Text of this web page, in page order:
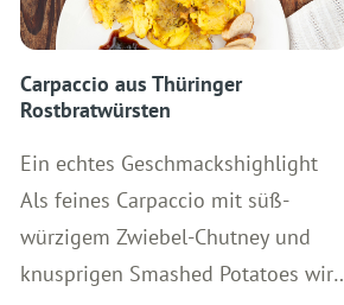
Carpaccio aus Thüringer
Rostbratwürsten
Ein echtes Geschmackshighlight
Als feines Carpaccio mit süß-
würzigem Zwiebel-Chutney und
knusprigen Smashed Potatoes wird